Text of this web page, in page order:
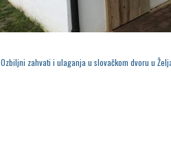
Ozbiljni zahvati i ulaganja u slovačkom dvoru u